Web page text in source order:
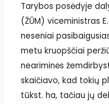
Tarybos posėdyje
(ŽŪM) viceministras
neseniai
metu kruopščiai
neariminės
skaičiavo, kad tokių
tūkst. ha, tačiau jų